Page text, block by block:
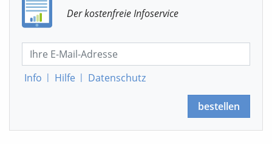
Der kostenfreie Infoservice
Info | Hilfe | Datenschutz
bestellen